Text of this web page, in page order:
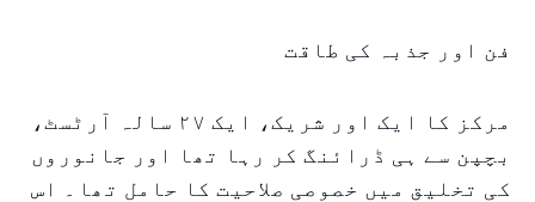
فن اور جذبہ کی طاقت
مرکز کا ایک اور شریک، ایک ۲۷ سالہ آرٹسٹ،
بچپن سے ہی ڈرائنگ کر رہا تھا اور جانوروں
کی تخلیق میں خصوصی صلاحیت کا حامل تھا۔ اس